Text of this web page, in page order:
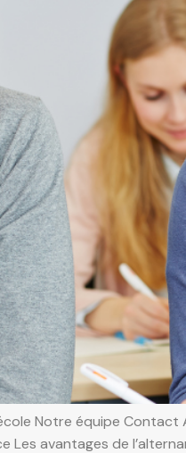
Notre équipe
Les avantages de